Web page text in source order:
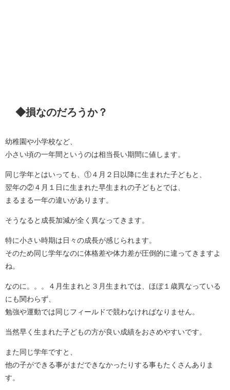
◆損なのだろうか？
幼稚園や小学校など、
小さい頃の一年間というのは相当長い期間に値します。
同じ学年とはいっても、①４月２日以降に生まれた子どもと、
翌年の②４月１日に生まれた早生まれの子どもとでは、
まるまる一年の違いがあります。
そうなると成長加減が全く異なってきます。
特に小さい時期は日々の成長が感じられます。
そのため同じ学年なのに体格差や体力差が圧倒的に違ってきますよ
ね。
なのに。。。４月生まれと３月生まれでは、ほぼ１歳異なっている
にも関わらず、
勉強や運動では同じフィールドで競わなければなりません。
当然早く生まれた子どもの方が良い成績をおさめやすいです。
また同じ学年ですと、
他の子ができる事がまだできなかったりする事もたくさんありま
す。